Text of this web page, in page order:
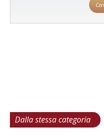
Dalla stessa categoria